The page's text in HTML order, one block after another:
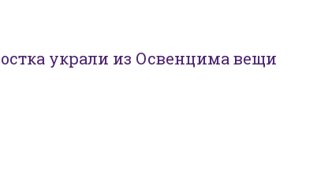
украли из Освенцима вещи